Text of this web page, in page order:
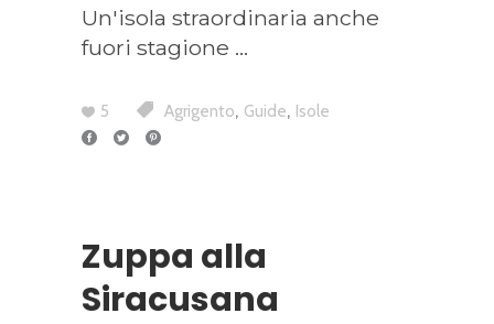
Un'isola straordinaria anche
fuori stagione
5 Agrigento, Guide, Isole
Zuppa alla
Siracusana